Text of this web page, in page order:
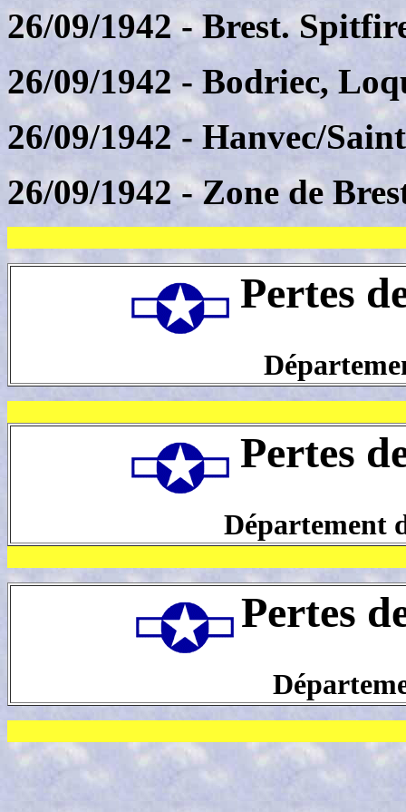
26/09/1942- Brest.
26/09/1942- Bodriec,
26/09/1942- Hanvec/
26/09/1942- Zone de
Pertes
Pertes
Département
Pertes